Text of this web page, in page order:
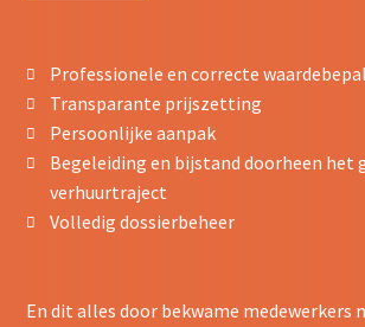
Professionele en correcte
Transparante prijszetting
Persoonlijke aanpak
Begeleiding en bijstand doorheen het
verhuurtraject
Volledig dossierbeheer
En dit alles door bekwame medewerkers